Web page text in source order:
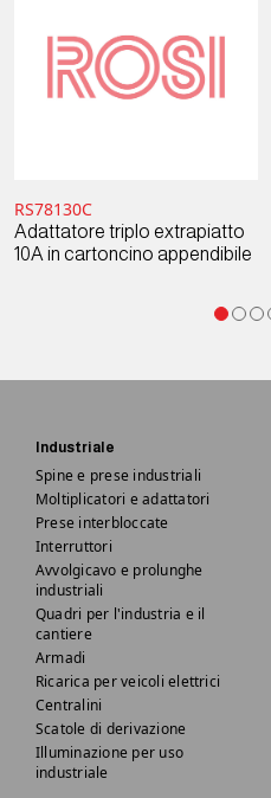
RS78130C
Adattatore triplo extrapiatto
10A in cartoncino appendibile
Industriale
Spine e prese industriali
Moltiplicatori e adattatori
Prese interbloccate
Interruttori
Avvolgicavo e prolunghe
industriali
Quadri per l'industria e il
cantiere
Armadi
Ricarica per veicoli elettrici
Centralini
Scatole di derivazione
Illuminazione per uso
industriale